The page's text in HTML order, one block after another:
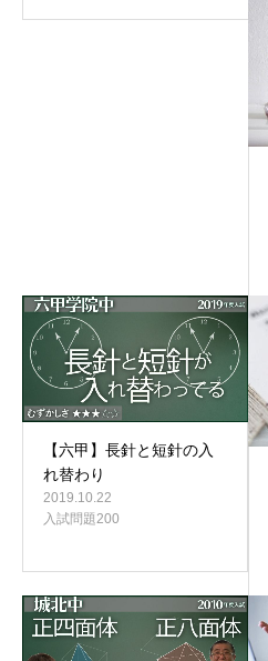
【六甲】長針と短針の入
れ替わり
2019.10.22
入試問題200